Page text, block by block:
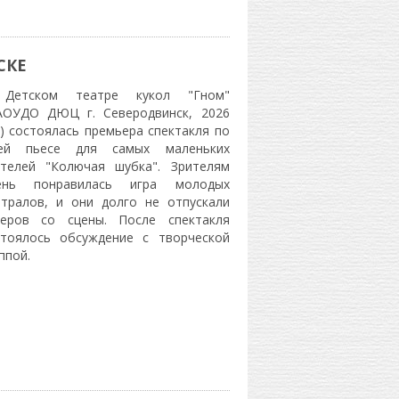
театре кукол "Гном"
ДЮЦ г. Северодвинск, 2026
состоялась премьера спектакля по
пьесе для самых маленьких
"Колючая шубка". Зрителям
понравилась игра молодых
и они долго не отпускали
со сцены. После спектакля
обсуждение с творческой